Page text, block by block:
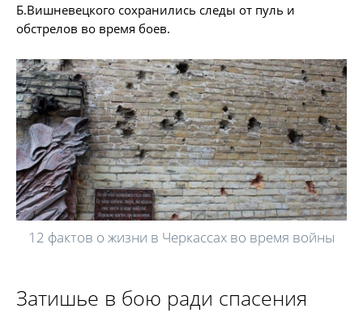
Б.Вишневецкого сохранились следы от пуль и
обстрелов во время боев.
12 фактов о жизни в Черкассах во время войны
Затишье в бою ради спасения